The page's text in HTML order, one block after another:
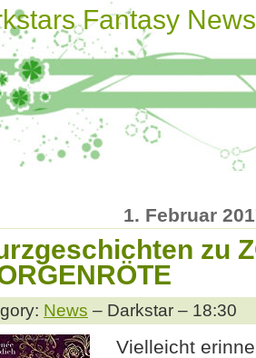
Fantasy News
1. Februar
zu
News – Darkstar – 18:30
Vielleicht